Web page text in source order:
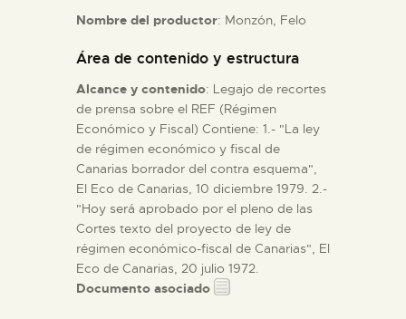
Nombre del productor: Monzón, Felo
Área de contenido y estructura
Alcance y contenido: Legajo de recortes
de prensa sobre el REF (Régimen
Económico y Fiscal) Contiene: 1.- "La ley
de régimen económico y fiscal de
Canarias borrador del contra esquema",
El Eco de Canarias, 10 diciembre 1979. 2.-
"Hoy será aprobado por el pleno de las
Cortes texto del proyecto de ley de
régimen económico-fiscal de Canarias", El
Eco de Canarias, 20 julio 1972.
Documento asociado